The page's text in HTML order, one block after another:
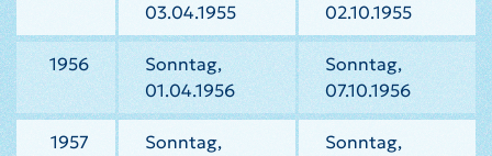
03.04.1955
02.10.1955
1956
Sonntag,
01.04.1956
Sonntag,
07.10.1956
1957
Sonntag,
Sonntag,